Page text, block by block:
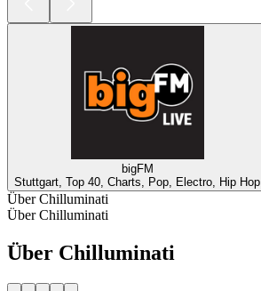
bigFM
Stuttgart, Top 40, Charts, Pop, Electro, Hip Hop
Über Chilluminati
Über Chilluminati
Über Chilluminati